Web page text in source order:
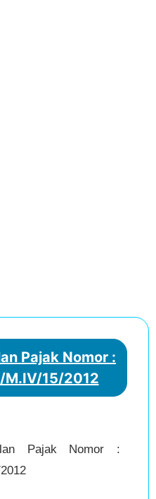
Pajak Nomor :
M.IV/15/2012
Pajak Nomor :